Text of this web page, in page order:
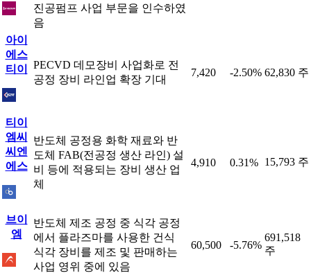
진공펌프 사업 부문을 인수하였
음
아이
에스
티이
PECVD 데모장비 사업화로 전
공정 장비 라인업 확장 기대
7,420 -2.50% 62,830 주
티이
엠씨
씨엔
에스
반도체 공정용 화학 재료와 반
도체 FAB(전공정 생산 라인) 설
비 등에 적용되는 장비 생산 업
체
4,910 0.31% 15,793 주
브이
엠
반도체 제조 공정 중 식각 공정
에서 플라즈마를 사용한 건식
식각 장비를 제조 및 판매하는
사업 영위 중에 있음
60,500 -5.76%
691,518
주